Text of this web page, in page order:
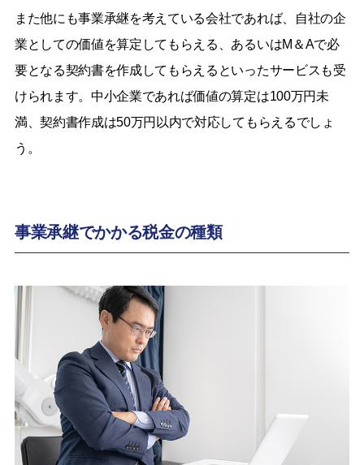
また他にも事業承継を考えている会社であれば、自社の企
業としての価値を算定してもらえる、あるいはM＆Aで必
要となる契約書を作成してもらえるといったサービスも受
けられます。中小企業であれば価値の算定は100万円未
満、契約書作成は50万円以内で対応してもらえるでしょ
う。
事業承継でかかる税金の種類